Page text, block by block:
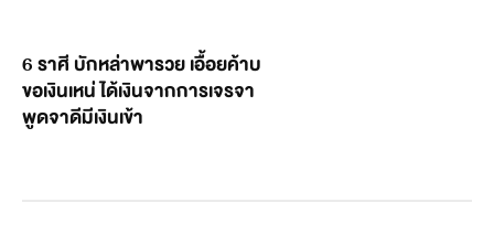
6 ราศี บักหล่าพารวย เอื้อยค้าบ
ขอเงินเหน่ ได้เงินจากการเจรจา
พูดจาดีมีเงินเข้า